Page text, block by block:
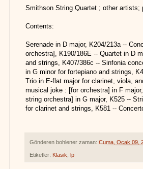
Smithson String Quartet ; other artists;
Contents:
Serenade in D major, K204/213a --
orchestra], K190/186E -- Quartet in D
and strings, K407/386c -- Sinfonia
in G minor for fortepiano and strings,
Trio in E-flat major for clarinet, viola,
musical joke : [for orchestra] in F
string orchestra] in G major, K525 --
for clarinet and strings, K581 --
Gönderen bohlener zaman: Cuma, Ocak 09,
Etiketler: Klasik lp